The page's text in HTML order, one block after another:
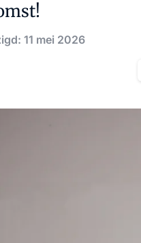
11 mei 2026